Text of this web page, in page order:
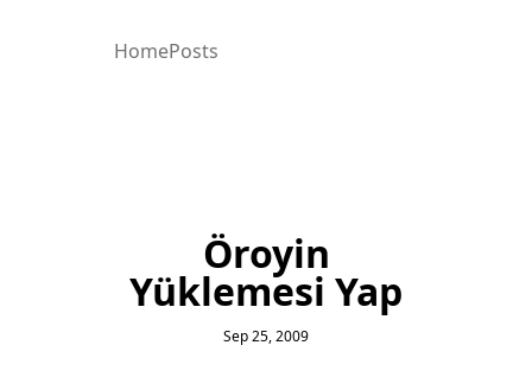
HomePosts
Öroyin
Yüklemesi Yap
Sep 25, 2009